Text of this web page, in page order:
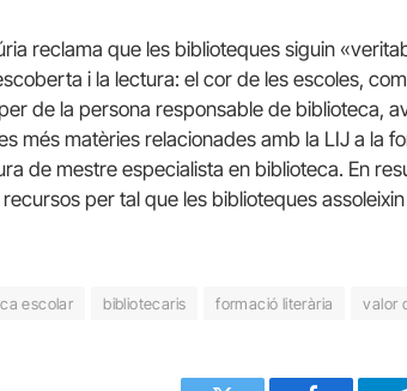
reclama que les biblioteques siguin
i la lectura: el cor de les escoles,
de la persona responsable de biblioteca,
més matèries relacionades amb la LIJ a la
de mestre especialista en biblioteca. En
per tal que les biblioteques
escolar bibliotecaris formació literària valor